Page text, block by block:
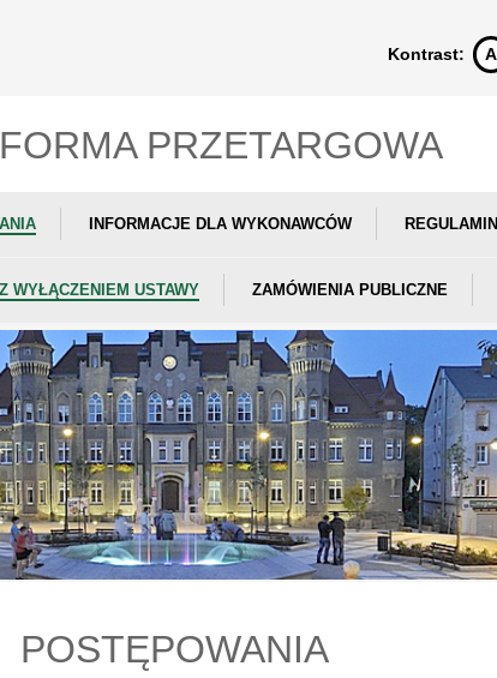
Kontrast: A
PRZETARGOWA
INFORMACJE DLA WYKONAWCÓW REGULAMIN
WYŁĄCZENIEM USTAWY ZAMÓWIENIA PUBLICZNE
POSTĘPOWANIA